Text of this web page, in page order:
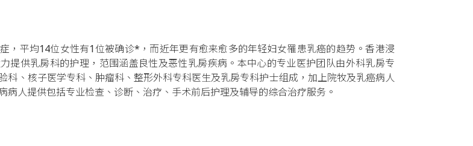
，平均14位女性有1位被确诊*，而近年更有愈来愈多的年轻妇女罹患乳癌的趋势。香港浸
提供乳房科的护理，范围涵盖良性及恶性乳房疾病。本中心的专业医护团队由外科乳房专
科、核子医学专科、肿瘤科、整形外科专科医生及乳房专科护士组成，加上院牧及乳癌病人
病人提供包括专业检查、诊断、治疗、手术前后护理及辅导的综合治疗服务。